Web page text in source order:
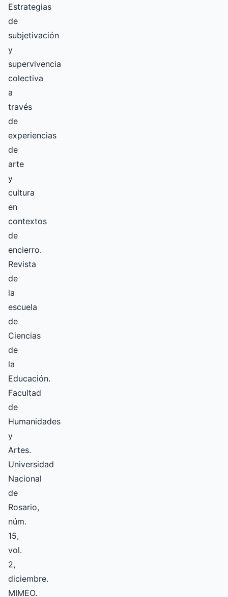
Estrategias
de
subjetivación
y
supervivencia
colectiva
a
través
de
experiencias
de
arte
y
cultura
en
contextos
de
encierro.
Revista
de
la
escuela
de
Ciencias
de
la
Educación.
Facultad
de
Humanidades
y
Artes.
Universidad
Nacional
de
Rosario,
núm.
15,
vol.
2,
diciembre.
MIMEO.